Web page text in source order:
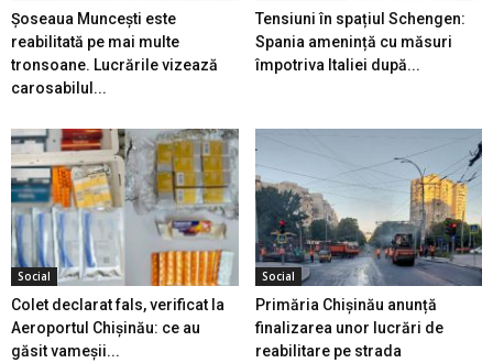
Șoseaua Muncești este
reabilitată pe mai multe
tronsoane. Lucrările vizează
carosabilul...
Tensiuni în spațiul Schengen:
Spania amenință cu măsuri
împotriva Italiei după...
Social
Colet declarat fals, verificat la
Aeroportul Chișinău: ce au
găsit vameșii...
Social
Primăria Chișinău anunță
finalizarea unor lucrări de
reabilitare pe strada